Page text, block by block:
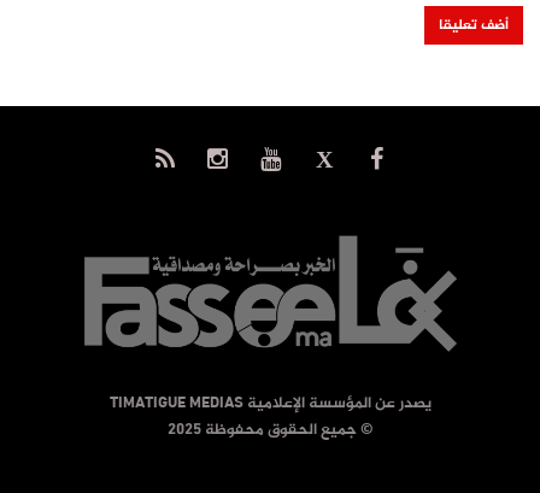
يصدر عن المؤسسة الإعلامية TIMATIGUE MEDIAS
© جميع الحقوق محفوظة 2025